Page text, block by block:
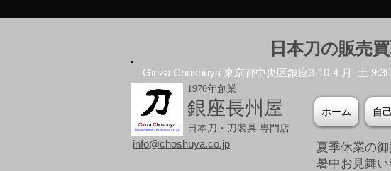
日本刀の販売
Ginza Choshuya 東京都中央区銀座3-10-4 月–土
1970年創業
銀座長州屋
日本刀・刀装具 専門店
ホーム 自
info@choshuya.co.jp
夏季休業の
暑中お見舞い